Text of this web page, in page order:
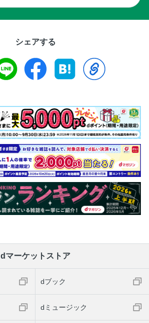
シェアする
dマーケットストア
dブック
dミュージック